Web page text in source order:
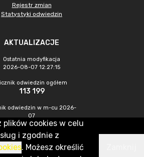
Rejestr zmian
Statystyki odwiedzin
AKTUALIZACJE
Ostatnia modyfikacja
2026-08-07 12:27:15
odwiedzin ogółem
113 199
odwiedzin w m-cu 2026-
07
529
cookies w celu
i zgodnie z
. Możesz określić